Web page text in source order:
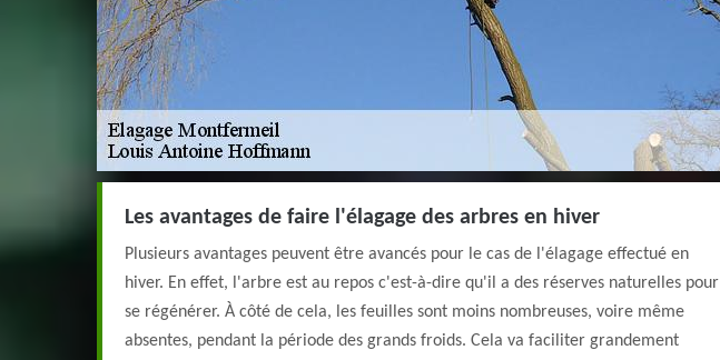
Les avantages de faire l'élagage des arbres en hiver
Plusieurs avantages peuvent être avancés pour le cas de l'élagage effectué en
hiver. En effet, l'arbre est au repos c'est-à-dire qu'il a des réserves naturelles pour
se régénérer. À côté de cela, les feuilles sont moins nombreuses, voire même
absentes, pendant la période des grands froids. Cela va faciliter grandement